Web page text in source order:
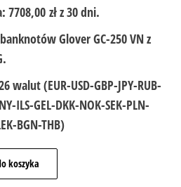
7708,00 złz 30 dni.
Glover GC-250 VN z
walut(EUR-USD-GBP-JPY-RUB-
ILS-GEL-DKK-NOK-SEK-PLN-
BGN-THB)
koszyka